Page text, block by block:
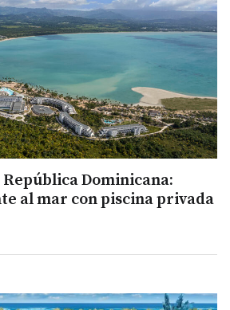
Dominicana:
al mar con piscina privada